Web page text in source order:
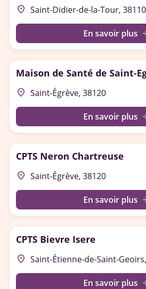
place Saint-Didier-de-la-Tour, 38110
En savoir plus
Maison de Santé de Saint-
place Saint-Égrève, 38120
En savoir plus
CPTS Neron Chartreuse
place Saint-Égrève, 38120
En savoir plus
CPTS Bievre Isere
place Saint-Étienne-de-Saint-
En savoir plus